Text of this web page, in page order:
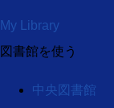
My Library
図書館を使う
中央図書館